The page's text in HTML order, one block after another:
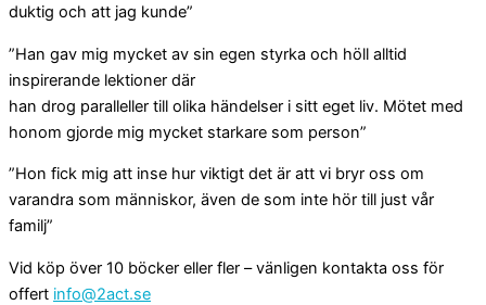
duktig och att jag kunde”
”Han gav mig mycket av sin egen styrka och höll alltid
inspirerande lektioner där
han drog paralleller till olika händelser i sitt eget liv. Mötet med
honom gjorde mig mycket starkare som person”
”Hon fick mig att inse hur viktigt det är att vi bryr oss om
varandra som människor, även de som inte hör till just vår
familj”
Vid köp över 10 böcker eller fler – vänligen kontakta oss för
offert info@2act.se